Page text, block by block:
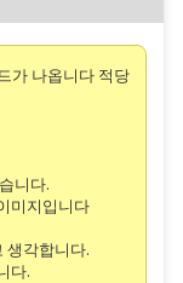
가 나옵니다 적당
니다.
미지입니다
생각합니다.
다.